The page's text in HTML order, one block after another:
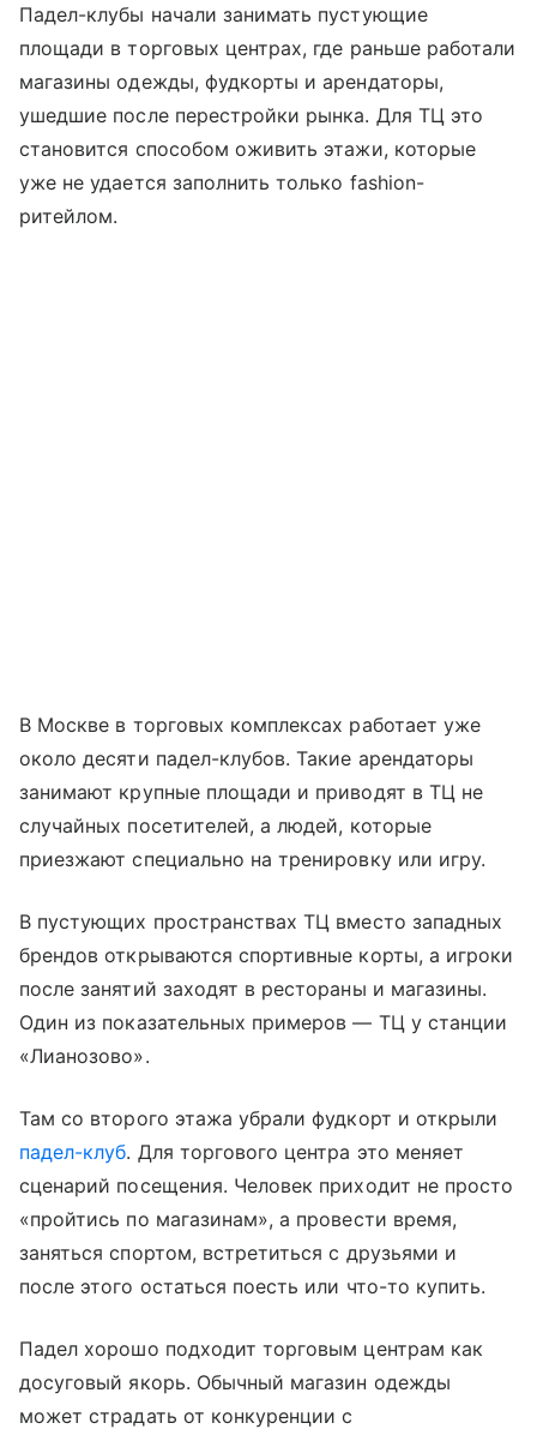
Падел-клубы начали занимать пустующие
площади в торговых центрах, где раньше работали
магазины одежды, фудкорты и арендаторы,
ушедшие после перестройки рынка. Для ТЦ это
становится способом оживить этажи, которые
уже не удается заполнить только fashion-
ритейлом.
В Москве в торговых комплексах работает уже
около десяти падел-клубов. Такие арендаторы
занимают крупные площади и приводят в ТЦ не
случайных посетителей, а людей, которые
приезжают специально на тренировку или игру.
В пустующих пространствах ТЦ вместо западных
брендов открываются спортивные корты, а игроки
после занятий заходят в рестораны и магазины.
Один из показательных примеров — ТЦ у станции
«Лианозово».
Там со второго этажа убрали фудкорт и открыли
падел-клуб. Для торгового центра это меняет
сценарий посещения. Человек приходит не просто
«пройтись по магазинам», а провести время,
заняться спортом, встретиться с друзьями и
после этого остаться поесть или что-то купить.
Падел хорошо подходит торговым центрам как
досуговый якорь. Обычный магазин одежды
может страдать от конкуренции с